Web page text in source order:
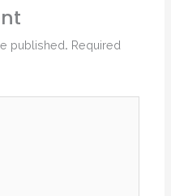
published. Required